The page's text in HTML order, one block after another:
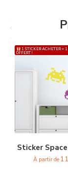
1 STICKER ACHETER =
OFFERT !
Sticker
À partir de